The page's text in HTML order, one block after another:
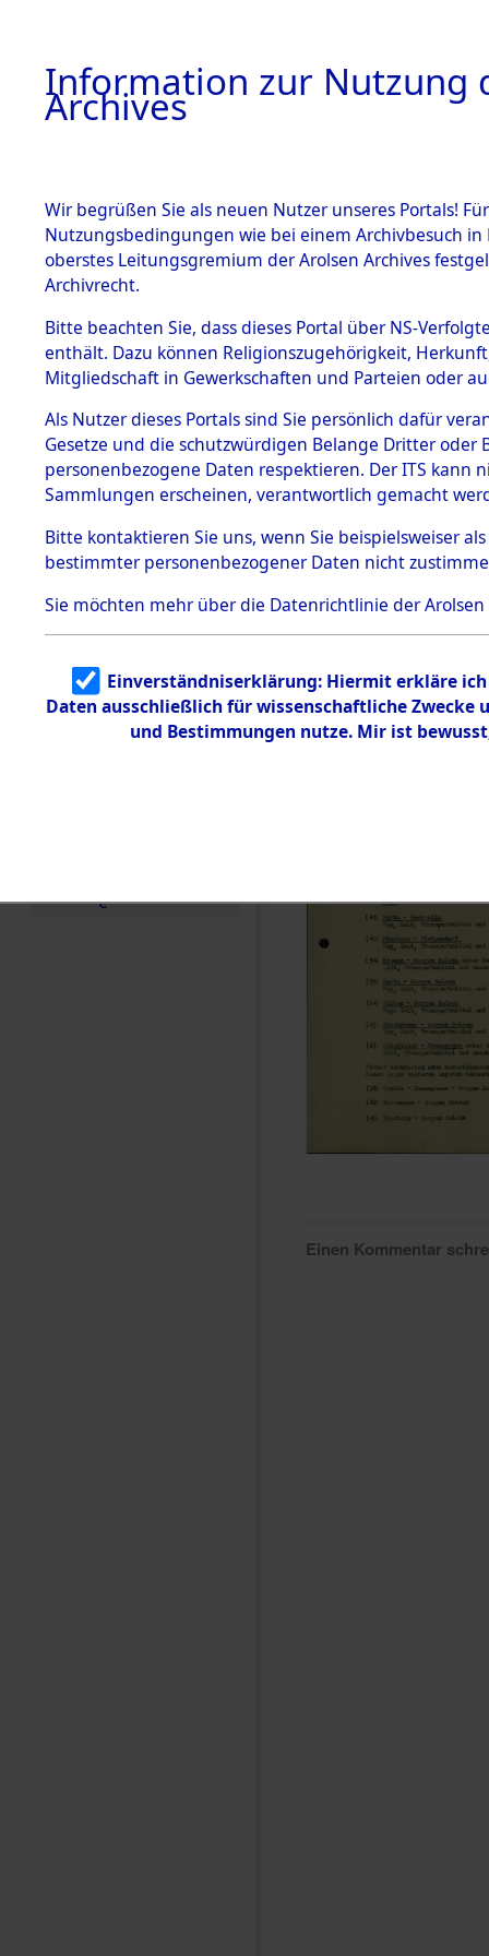
BESTÄNDE
1.
mente
5. Verschiedenes
5.3
Todesmärsche
5.3.1 Alliierte
Erhebungen
zu
Todesmärsch
en
5.3.2
Identifizierun
g
5.3.3
Todesmärsch
e
0001
Einen Kommentar
Information zur Nutzung
Archives
Wir begrüßen Sie als neuen Nutzer unseres Portals!
Nutzungsbedingungen wie bei einem Archivbesuch
oberstes Leitungsgremium der Arolsen Archives
Archivrecht.
Bitte beachten Sie, dass dieses Portal über NS-
enthält. Dazu können Religionszugehörigkeit,
Mitgliedschaft in Gewerkschaften und Parteien oder
Als Nutzer dieses Portals sind Sie persönlich dafür
Gesetze und die schutzwürdigen Belange Dritter
personenbezogene Daten respektieren. Der ITS
Sammlungen erscheinen, verantwortlich gemacht
Bitte kontaktieren Sie uns, wenn Sie beispielsweiser
bestimmter personenbezogener Daten nicht
Sie möchten mehr über die Datenrichtlinie der Arolsen
Einverständniserklärung: Hiermit erkläre
Daten ausschließlich für wissenschaftliche
und Bestimmungen nutze. Mir ist